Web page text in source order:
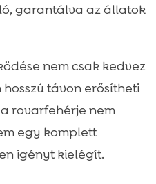
garantálva az állatok
nem csak kedvez
távon erősítheti
rovarfehérje nem
egy komplett
igényt kielégít.